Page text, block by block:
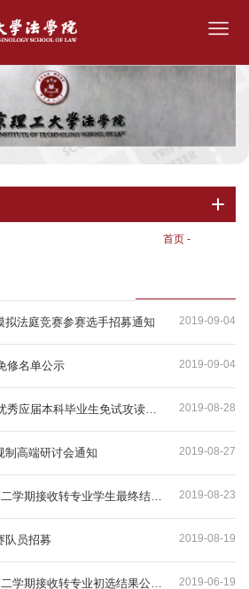
首页 -
2019-09-04
法庭竞赛参赛选手招募通知
2019-09-04
修名单公示
2019-08-28
2019-08-27
制高端研讨会通知
2019-08-23
2019-08-19
队员招募
2019-06-19